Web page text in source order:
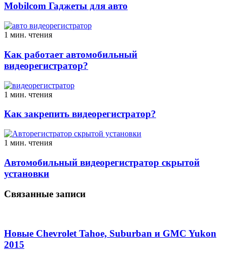
Mobilcom Гаджеты для авто
1 мин. чтения
Как работает автомобильный
видеорегистратор?
1 мин. чтения
Как закрепить видеорегистратор?
1 мин. чтения
Автомобильный видеорегистратор скрытой
установки
Связанные записи
Новые Chevrolet Tahoe, Suburban и GMC Yukon
2015